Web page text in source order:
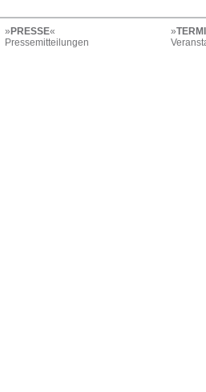
» PRESSE«
Pressemitteilungen
»